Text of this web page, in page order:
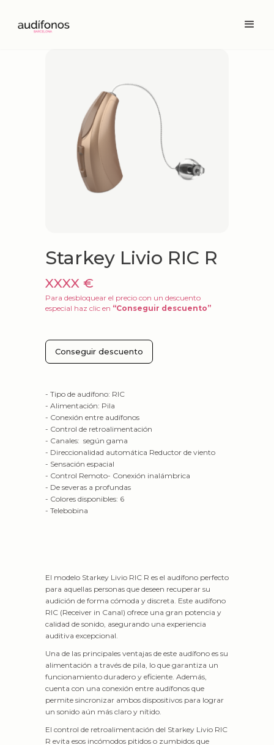
Starkey Livio RIC R
XXXX €
Para desbloquear el precio con un descuento
especial haz clic en “Conseguir descuento”
Conseguir descuento
- Tipo de audífono: RIC
- Alimentación: Pila
- Conexión entre audífonos
- Control de retroalimentación
- Canales: según gama
- Direccionalidad automática Reductor de viento
- Sensación espacial
- Control Remoto- Conexión inalámbrica
- De severas a profundas
- Colores disponibles: 6
- Telebobina
El modelo Starkey Livio RIC R es el audífono perfecto
para aquellas personas que deseen recuperar su
audición de forma cómoda y discreta. Este audífono
RIC (Receiver in Canal) ofrece una gran potencia y
calidad de sonido, asegurando una experiencia
auditiva excepcional.
Una de las principales ventajas de este audífono es su
alimentación a través de pila, lo que garantiza un
funcionamiento duradero y eficiente. Además,
cuenta con una conexión entre audífonos que
permite sincronizar ambos dispositivos para lograr
un sonido aún más claro y nítido.
El control de retroalimentación del Starkey Livio RIC
R evita esos incómodos pitidos o zumbidos que